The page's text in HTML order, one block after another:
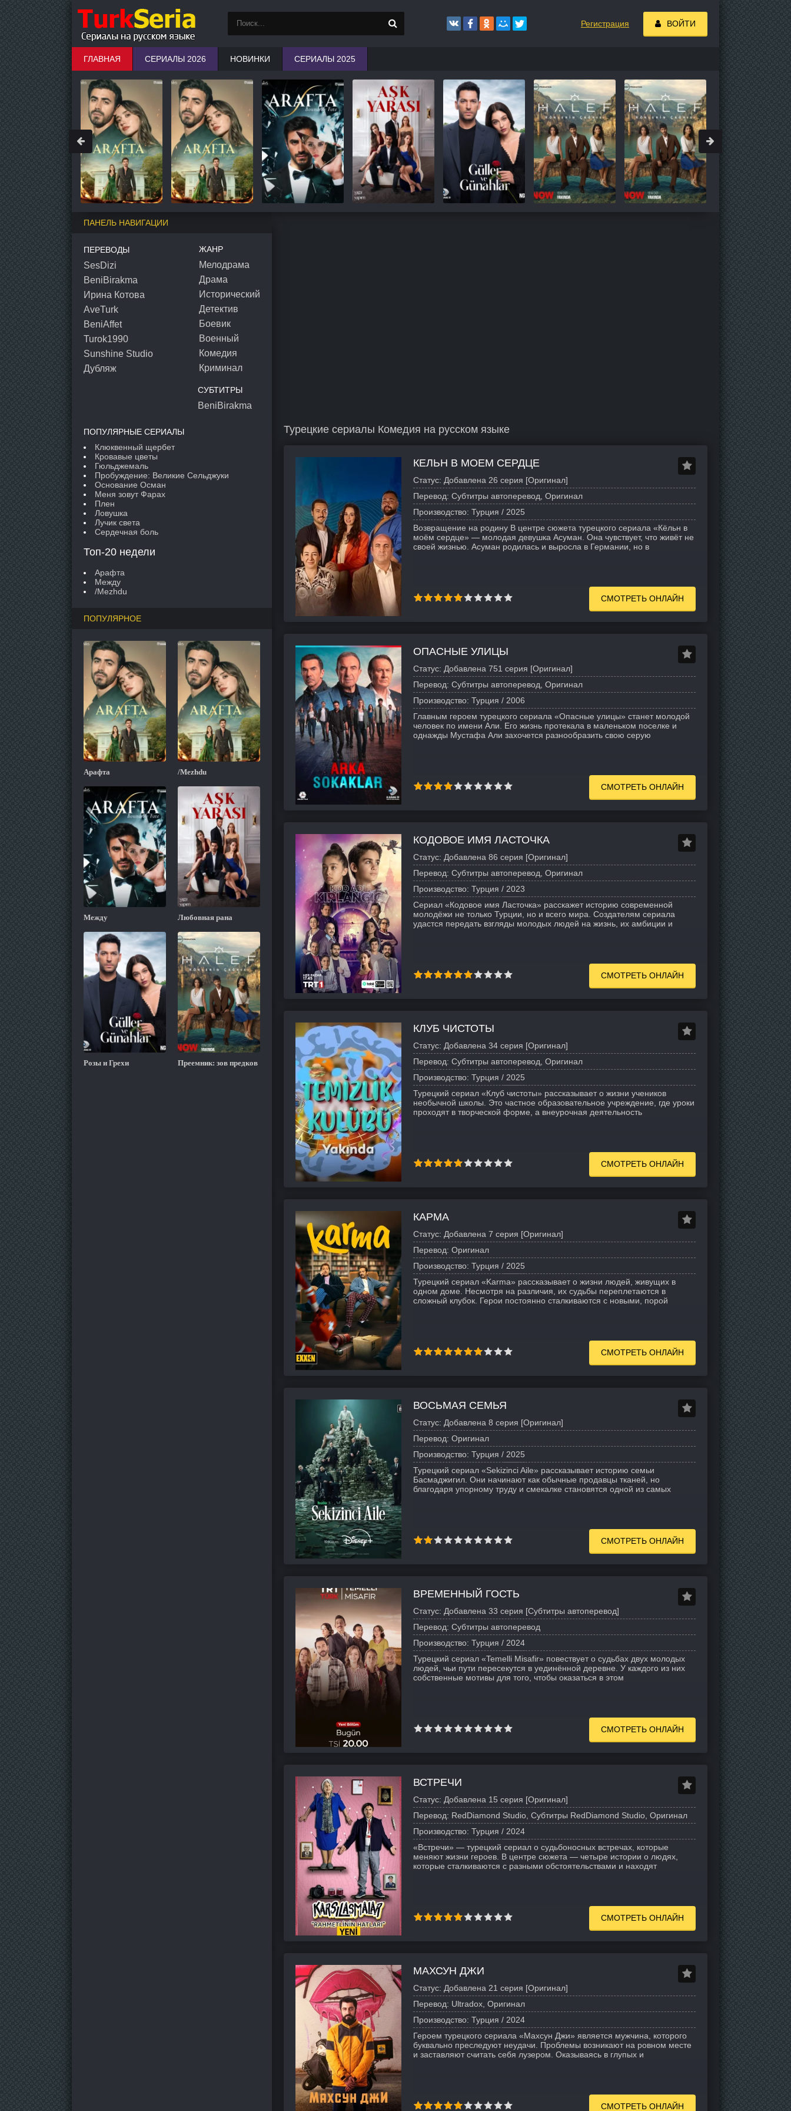
Турецкие сериалы Комедия на русском языке
КЕЛЬН В МОЕМ СЕРДЦЕ
Статус: Добавлена 26 серия [Оригинал]
Перевод: Субтитры автоперевод, Оригинал
Производство: Турция / 2025
Возвращение на родину В центре сюжета турецкого сериала «Кёльн в
моём сердце» — молодая девушка Асуман. Она чувствует, что живёт не
своей жизнью. Асуман родилась и выросла в Германии, но в
СМОТРЕТЬ ОНЛАЙН
ОПАСНЫЕ УЛИЦЫ
Статус: Добавлена 751 серия [Оригинал]
Перевод: Субтитры автоперевод, Оригинал
Производство: Турция / 2006
Главным героем турецкого сериала «Опасные улицы» станет молодой
человек по имени Али. Его жизнь протекала в маленьком поселке и
однажды Мустафа Али захочется разнообразить свою серую
СМОТРЕТЬ ОНЛАЙН
КОДОВОЕ ИМЯ ЛАСТОЧКА
Статус: Добавлена 86 серия [Оригинал]
Перевод: Субтитры автоперевод, Оригинал
Производство: Турция / 2023
Сериал «Кодовое имя Ласточка» расскажет историю современной
молодёжи не только Турции, но и всего мира. Создателям сериала
удастся передать взгляды молодых людей на жизнь, их амбиции и
СМОТРЕТЬ ОНЛАЙН
КЛУБ ЧИСТОТЫ
Статус: Добавлена 34 серия [Оригинал]
Перевод: Субтитры автоперевод, Оригинал
Производство: Турция / 2025
Турецкий сериал «Клуб чистоты» рассказывает о жизни учеников
необычной школы. Это частное образовательное учреждение, где уроки
проходят в творческой форме, а внеурочная деятельность
СМОТРЕТЬ ОНЛАЙН
КАРМА
Статус: Добавлена 7 серия [Оригинал]
Перевод: Оригинал
Производство: Турция / 2025
Турецкий сериал «Karma» рассказывает о жизни людей, живущих в
одном доме. Несмотря на различия, их судьбы переплетаются в
сложный клубок. Герои постоянно сталкиваются с новыми, порой
СМОТРЕТЬ ОНЛАЙН
ВОСЬМАЯ СЕМЬЯ
Статус: Добавлена 8 серия [Оригинал]
Перевод: Оригинал
Производство: Турция / 2025
Турецкий сериал «Sekizinci Aile» рассказывает историю семьи
Басмаджигил. Они начинают как обычные продавцы тканей, но
благодаря упорному труду и смекалке становятся одной из самых
СМОТРЕТЬ ОНЛАЙН
ВРЕМЕННЫЙ ГОСТЬ
Статус: Добавлена 33 серия [Субтитры автоперевод]
Перевод: Субтитры автоперевод
Производство: Турция / 2024
Турецкий сериал «Temelli Misafir» повествует о судьбах двух молодых
людей, чьи пути пересекутся в уединённой деревне. У каждого из них
собственные мотивы для того, чтобы оказаться в этом
СМОТРЕТЬ ОНЛАЙН
ВСТРЕЧИ
Статус: Добавлена 15 серия [Оригинал]
Перевод: RedDiamond Studio, Субтитры RedDiamond Studio, Оригинал
Производство: Турция / 2024
«Встречи» — турецкий сериал о судьбоносных встречах, которые
меняют жизни героев. В центре сюжета — четыре истории о людях,
которые сталкиваются с разными обстоятельствами и находят
СМОТРЕТЬ ОНЛАЙН
МАХСУН ДЖИ
Статус: Добавлена 21 серия [Оригинал]
Перевод: Ultradox, Оригинал
Производство: Турция / 2024
Героем турецкого сериала «Махсун Джи» является мужчина, которого
буквально преследуют неудачи. Проблемы возникают на ровном месте
и заставляют считать себя лузером. Оказываясь в глупых и
СМОТРЕТЬ ОНЛАЙН
ПАНЕЛЬ НАВИГАЦИИ
ПЕРЕВОДЫ
SesDizi
BeniBirakma
Ирина Котова
AveTurk
BeniAffet
Turok1990
Sunshine Studio
Дубляж
ЖАНР
Мелодрама
Драма
Исторический
Детектив
Боевик
Военный
Комедия
Криминал
СУБТИТРЫ
BeniBirakma
ПОПУЛЯРНЫЕ СЕРИАЛЫ
Клюквенный щербет
Кровавые цветы
Гюльджемаль
Пробуждение: Великие Сельджуки
Основание Осман
Меня зовут Фарах
Плен
Ловушка
Лучик света
Сердечная боль
Топ-20 недели
Арафта
Между
/Mezhdu
ПОПУЛЯРНОЕ
Арафта /Mezhdu
Между Любовная рана
Розы и Грехи Преемник: зов предков
Регистрация ВОЙТИ
ГЛАВНАЯ СЕРИАЛЫ 2026 НОВИНКИ СЕРИАЛЫ 2025